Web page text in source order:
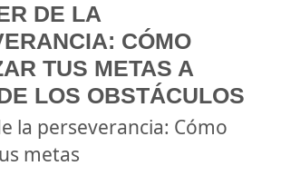
DE LA
CÓMO
TUS METAS A
LOS OBSTÁCULOS
la perseverancia: Cómo
metas